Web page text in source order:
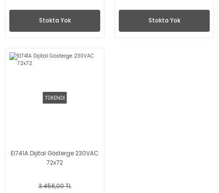
Stokta Yok Stokta Yok
TÜKENDİ
EI741A Dijital Gösterge 230VAC
72x72
3.456,00 TL